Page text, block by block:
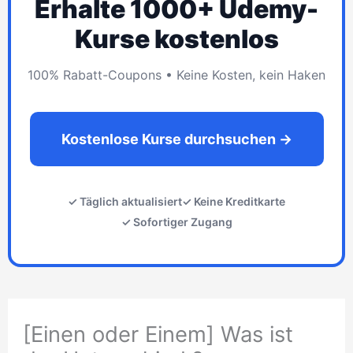
Erhalte 1000+ Udemy-
Kurse kostenlos
100% Rabatt-Coupons • Keine Kosten, kein Haken
Kostenlose Kurse durchsuchen →
✓ Täglich aktualisiert✓ Keine Kreditkarte
✓ Sofortiger Zugang
[Einen oder Einem] Was ist